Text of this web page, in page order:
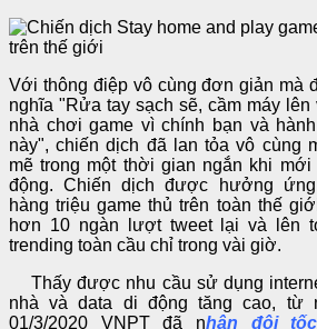
Với thông điệp vô cùng đơn giản mà
nghĩa "Rửa tay sạch sẽ, cầm máy lên
nhà chơi game vì chính bạn và
này", chiến dịch đã lan tỏa vô cùng
mẽ trong một thời gian ngắn khi mới
động. Chiến dịch được hưởng
hàng triệu game thủ trên toàn thế
hơn 10 ngàn lượt tweet lại và lên
trending toàn cầu chỉ trong vài giờ.
Thấy được nhu cầu sử dụng
nhà và data di động tăng cao, từ
01/3/2020 VNPT đã nhân đôi